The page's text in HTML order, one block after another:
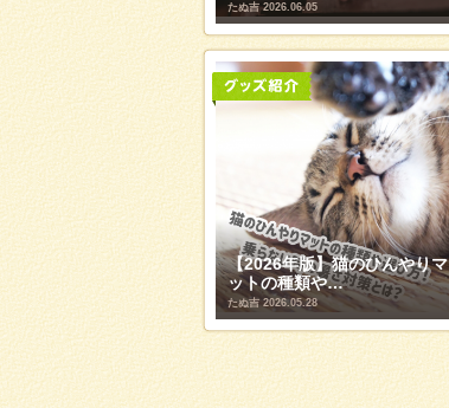
たぬ吉 2026.06.05
【2026年版】猫のひんやりマ
ットの種類や…
たぬ吉 2026.05.28